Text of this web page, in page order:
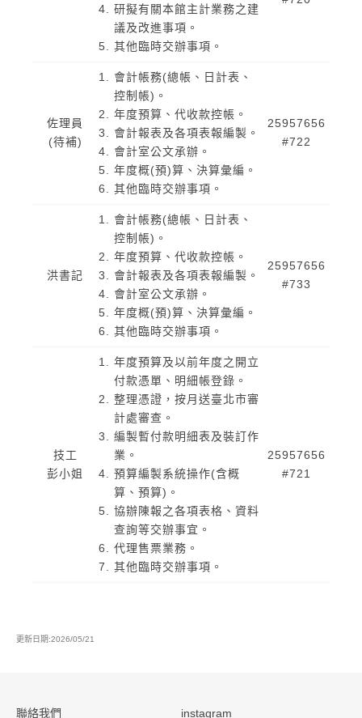
研擬有關本館主計業務之建
議及改進事項。
其他臨時交辦事項。
佐理員
(待補)
會計帳務(總帳、日計表、
控制帳)。
年度預算、代收款控帳。
會計報表及各項表報編製。
會計室公文承辦。
年度概(預)算、決算彙編。
其他臨時交辦事項。
25957656
#722
洪書記
會計帳務(總帳、日計表、
控制帳)。
年度預算、代收款控帳。
會計報表及各項表報編製。
會計室公文承辦。
年度概(預)算、決算彙編。
其他臨時交辦事項。
25957656
#733
技工
彭小姐
年度預算及以前年度之開立
付款憑單、明細帳登錄。
整理憑證，按月送臺北市審
計處審查。
編製暫付款明細表及裝訂作
業。
預算編製系統操作(含概
算、預算)。
協辦陳報之各項表格、資料
查詢等交辦事宜。
代理售票業務。
其他臨時交辦事項。
25957656
#721
更新日期:2026/05/21
聯絡我們 instagram